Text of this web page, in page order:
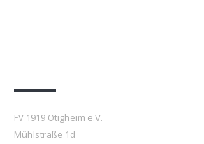
FV 1919 Ötigheim e.V.
Mühlstraße 1d